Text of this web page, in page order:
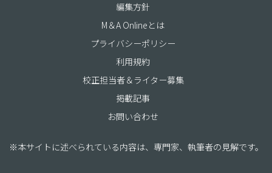
編集方針
M＆A Onlineとは
プライバシーポリシー
利用規約
校正担当者＆ライター募集
掲載記事
お問い合わせ
※本サイトに述べられている内容は、専門家、執筆者の見解です。